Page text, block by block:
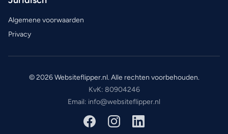
Algemene voorwaarden
Privacy
© 2026 Websiteflipper.nl. Alle rechten voorbehouden.
KvK: 80904246
Email: info@websiteflipper.nl
FacebookInstagramLinkedIn